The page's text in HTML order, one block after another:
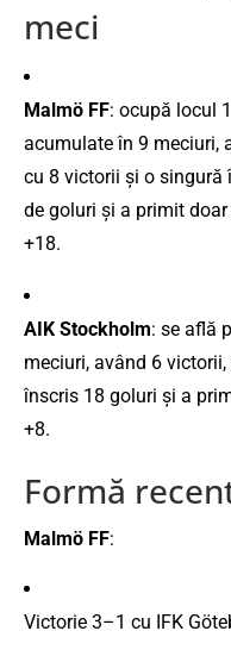
meci
Malmö FF: ocupă locul
acumulateîn 9 meciuri,
cu 8 victorii și o singură
de goluri și a primit doar
+18.
AIK Stockholm: se află
meciuri, având 6 victorii,
înscris 18 goluri și a
+8.
Formă
Malmö FF:
Victorie 3–1 cu IFK